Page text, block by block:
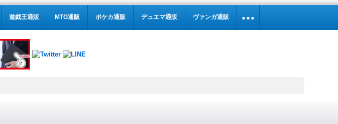
遊戯王通販 MTG通販 ポケカ通販 デュエマ通販 ヴァンガ通販